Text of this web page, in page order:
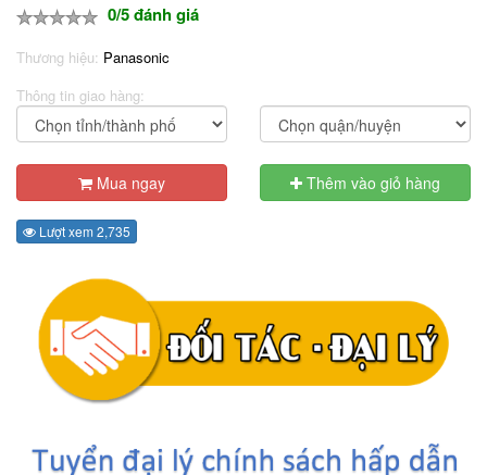
0/5 đánh giá
Thương hiệu: Panasonic
Thông tin giao hàng:
Mua ngay Thêm vào giỏ hàng
Lượt xem 2,735